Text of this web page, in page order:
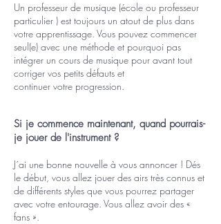
Un professeur de musique (école ou professeur
particulier ) est toujours un atout de plus dans
votre apprentissage. Vous pouvez commencer
seul(e) avec une méthode et pourquoi pas
intégrer un cours de musique pour avant tout
corriger vos petits défauts et
continuer votre progression.
Si je commence maintenant, quand pourrais-
je jouer de l'instrument ?
J´ai une bonne nouvelle à vous annoncer ! Dés
le début, vous allez jouer des airs très connus et
de différents styles que vous pourrez partager
avec votre entourage. Vous allez avoir des «
fans ».